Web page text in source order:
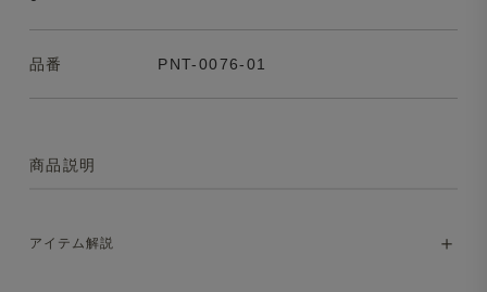
品番 PNT-0076-01
商品説明
アイテム解説